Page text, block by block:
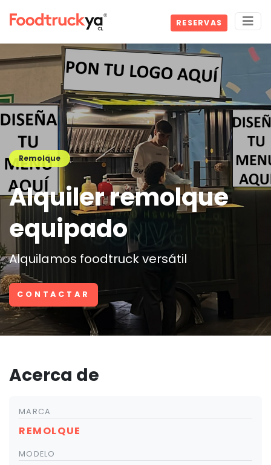
RESERVAS
Remolque
Alquiler remolque
equipado
Alquilamos foodtruck versátil
CONTACTAR
Acerca de
MARCA
REMOLQUE
MODELO